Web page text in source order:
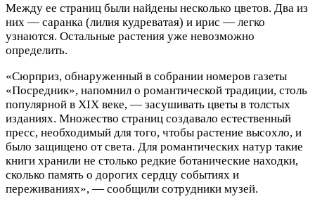
Между ее страниц были найдены несколько цветов. Два из
них — саранка (лилия кудреватая) и ирис — легко
узнаются. Остальные растения уже невозможно
определить.
«Сюрприз, обнаруженный в собрании номеров газеты
«Посредник», напомнил о романтической традиции, столь
популярной в XIX веке, — засушивать цветы в толстых
изданиях. Множество страниц создавало естественный
пресс, необходимый для того, чтобы растение высохло, и
было защищено от света. Для романтических натур такие
книги хранили не столько редкие ботанические находки,
сколько память о дорогих сердцу событиях и
переживаниях», — сообщили сотрудники музей.